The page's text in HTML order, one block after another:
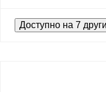
Доступно на 7